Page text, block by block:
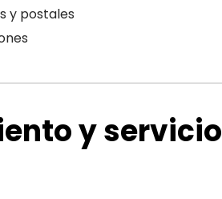
y postales
y servicio